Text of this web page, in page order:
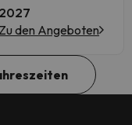
Zu den Angeboten